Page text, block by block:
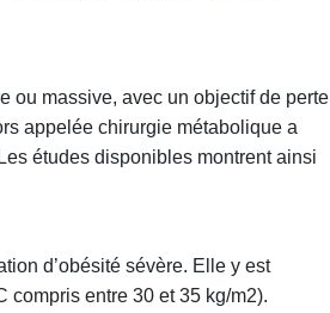
ou massive, avec un objectif de perte
appelée chirurgie métabolique a
études disponibles montrent ainsi
d’obésité sévère. Elle y est
compris entre 30 et 35 kg/m2).